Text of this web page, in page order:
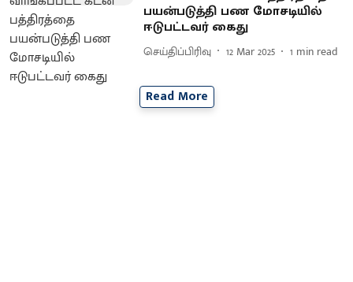
பயன்படுத்தி பண மோசடியில்
ஈடுபட்டவர் கைது
செய்திப்பிரிவு 12 Mar 2025 1 min read
Read More